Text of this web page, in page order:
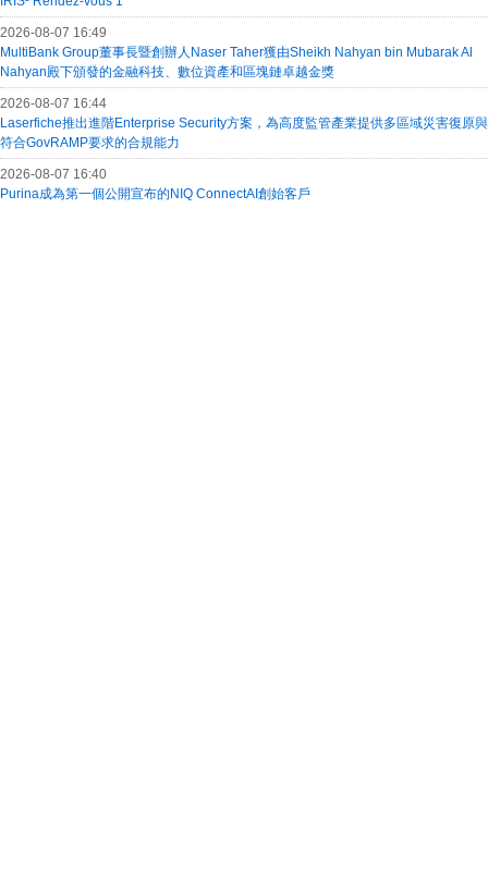
2026-08-07 16:49
MultiBank Group董事長暨創辦人Naser Taher獲由Sheikh Nahyan bin Mubarak Al
Nahyan殿下頒發的金融科技、數位資產和區塊鏈卓越金獎
2026-08-07 16:44
Laserfiche推出進階Enterprise Security方案，為高度監管產業提供多區域災害復原與
符合GovRAMP要求的合規能力
2026-08-07 16:40
Purina成為第一個公開宣布的NIQ ConnectAI創始客戶